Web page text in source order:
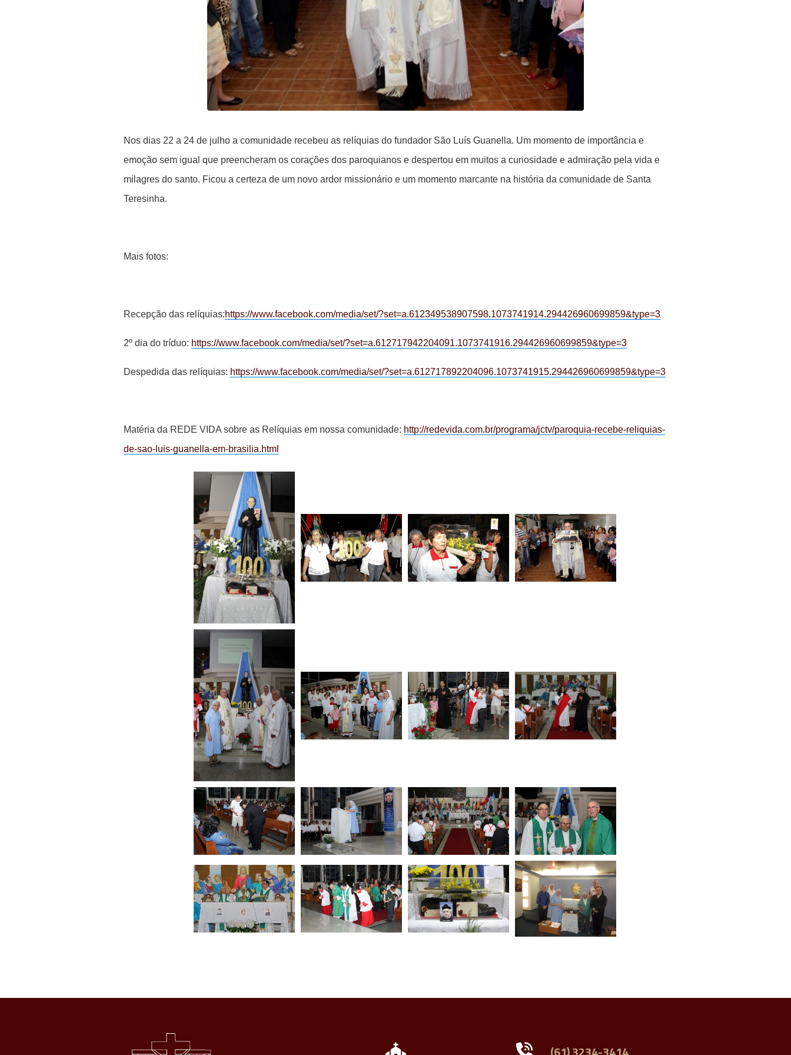
Nos dias 22 a 24 de julho a comunidade recebeu as relíquias do fundador São Luís Guanella. Um momento de importância e
emoção sem igual que preencheram os corações dos paroquianos e despertou em muitos a curiosidade e admiração pela vida e
milagres do santo. Ficou a certeza de um novo ardor missionário e um momento marcante na história da comunidade de Santa
Teresinha.
Mais fotos:
Recepção das relíquias:https://www.facebook.com/media/set/?set=a.612349538907598.1073741914.294426960699859&type=3
2º dia do tríduo: https://www.facebook.com/media/set/?set=a.612717942204091.1073741916.294426960699859&type=3
Despedida das relíquias: https://www.facebook.com/media/set/?set=a.612717892204096.1073741915.294426960699859&type=3
Matéria da REDE VIDA sobre as Relíquias em nossa comunidade: http://redevida.com.br/programa/jctv/paroquia-recebe-reliquias-
de-sao-luis-guanella-em-brasilia.html